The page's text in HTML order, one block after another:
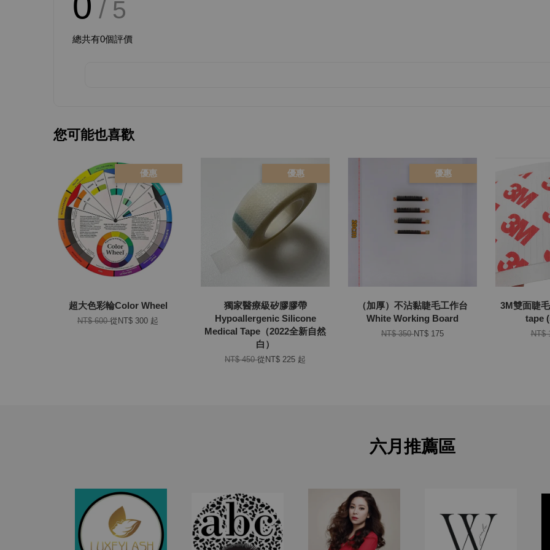
/ 5
總共有0個評價
您可能也喜歡
優惠
超大色彩輪Color Wheel
NT$ 600從 NT$ 300 起
優惠
獨家醫療級矽膠膠帶
Hypoallergenic Silicone
Medical Tape（2022全新自然
白）
NT$ 450從 NT$ 225 起
優惠
（加厚）不沾黏睫毛工作台
White Working Board
NT$ 350NT$ 175
3M雙面睫
tape
NT$
六月推薦區